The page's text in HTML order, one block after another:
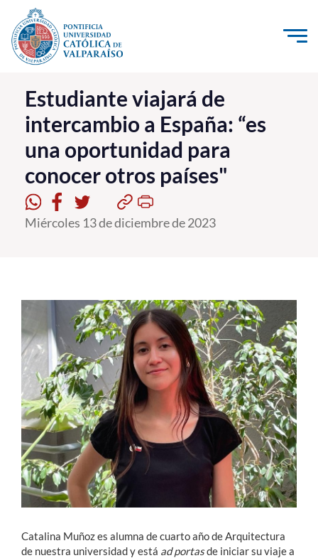
Click acá para ir directamente al contenido
La Universidad
Investigación, Creación e Innovación
PUCV Internacional
Vinculación con el Medio
Admisión
Formación Continua
Estudiantes
Académicos
Funcionarios
Alumni
English
Estudiante viajará de
intercambio a España: “es
una oportunidad para
conocer otros países"
Miércoles 13 de diciembre de 2023
Catalina Muñoz es alumna de cuarto año de Arquitectura
de nuestra universidad y está ad portasde iniciar su viaje a